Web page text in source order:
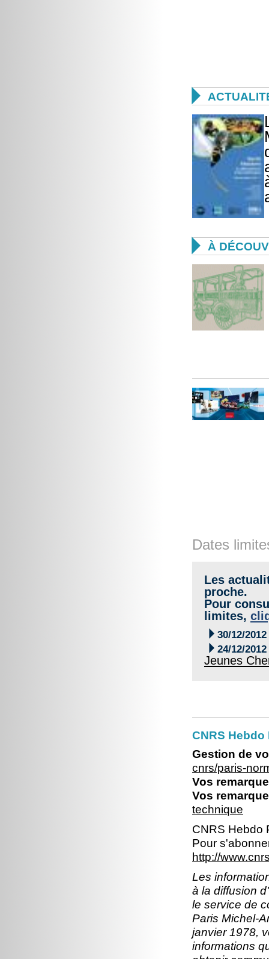

 À
Dates
Les
proche.
Pour
limites,
 30/12/2012
 24/12/2012
Jeunes
CNRS
Gestion de
cnrs/paris-
Vos
Vos
technique
CNRS Hebdo
Pour
http://
Les
à la diffusion
le service de
Paris Michel-
janvier 1978,
informations